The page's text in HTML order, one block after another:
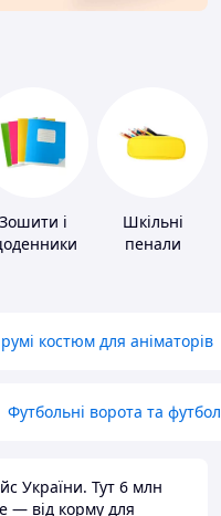
Зошити і
Шкільні
пенали
костюм для аніматорів
Футбольні ворота та
України. Тут 6 млн
— від корму для